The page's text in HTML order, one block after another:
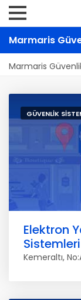
Marmaris
Marmaris
GÜVENLIK
Elektron
Sistemleri
Kemeraltı,